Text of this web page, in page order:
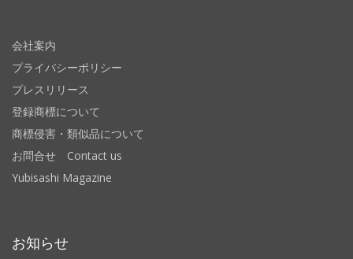
会社案内
プライバシーポリシー
プレスリリース
登録商標について
商標侵害・類似品について
お問合せ Contact us
Yubisashi Magazine
お知らせ